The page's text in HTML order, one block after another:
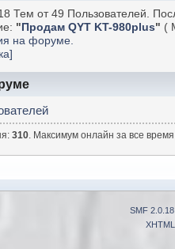
Тем от 49 Пользователей.
" Продам QYT KT-980plus" (
на форуме.
310. Максимум онлайн за все
SMF 2.0.18
XHTML